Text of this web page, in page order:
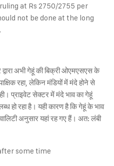
at Rs 2750/2755 per
not be done at the long
अभी गेहूं की बिक्री ओएमएसएस के
रहा, लेकिन मंडियों में मंदे होने से
प्राइवेट सेक्टर में मंदे भाव का गेहूं
हो रहा है। यही कारण है कि गेहूं के भाव
अनुसार यहां रह गए हैं। अत: लंबी
some time